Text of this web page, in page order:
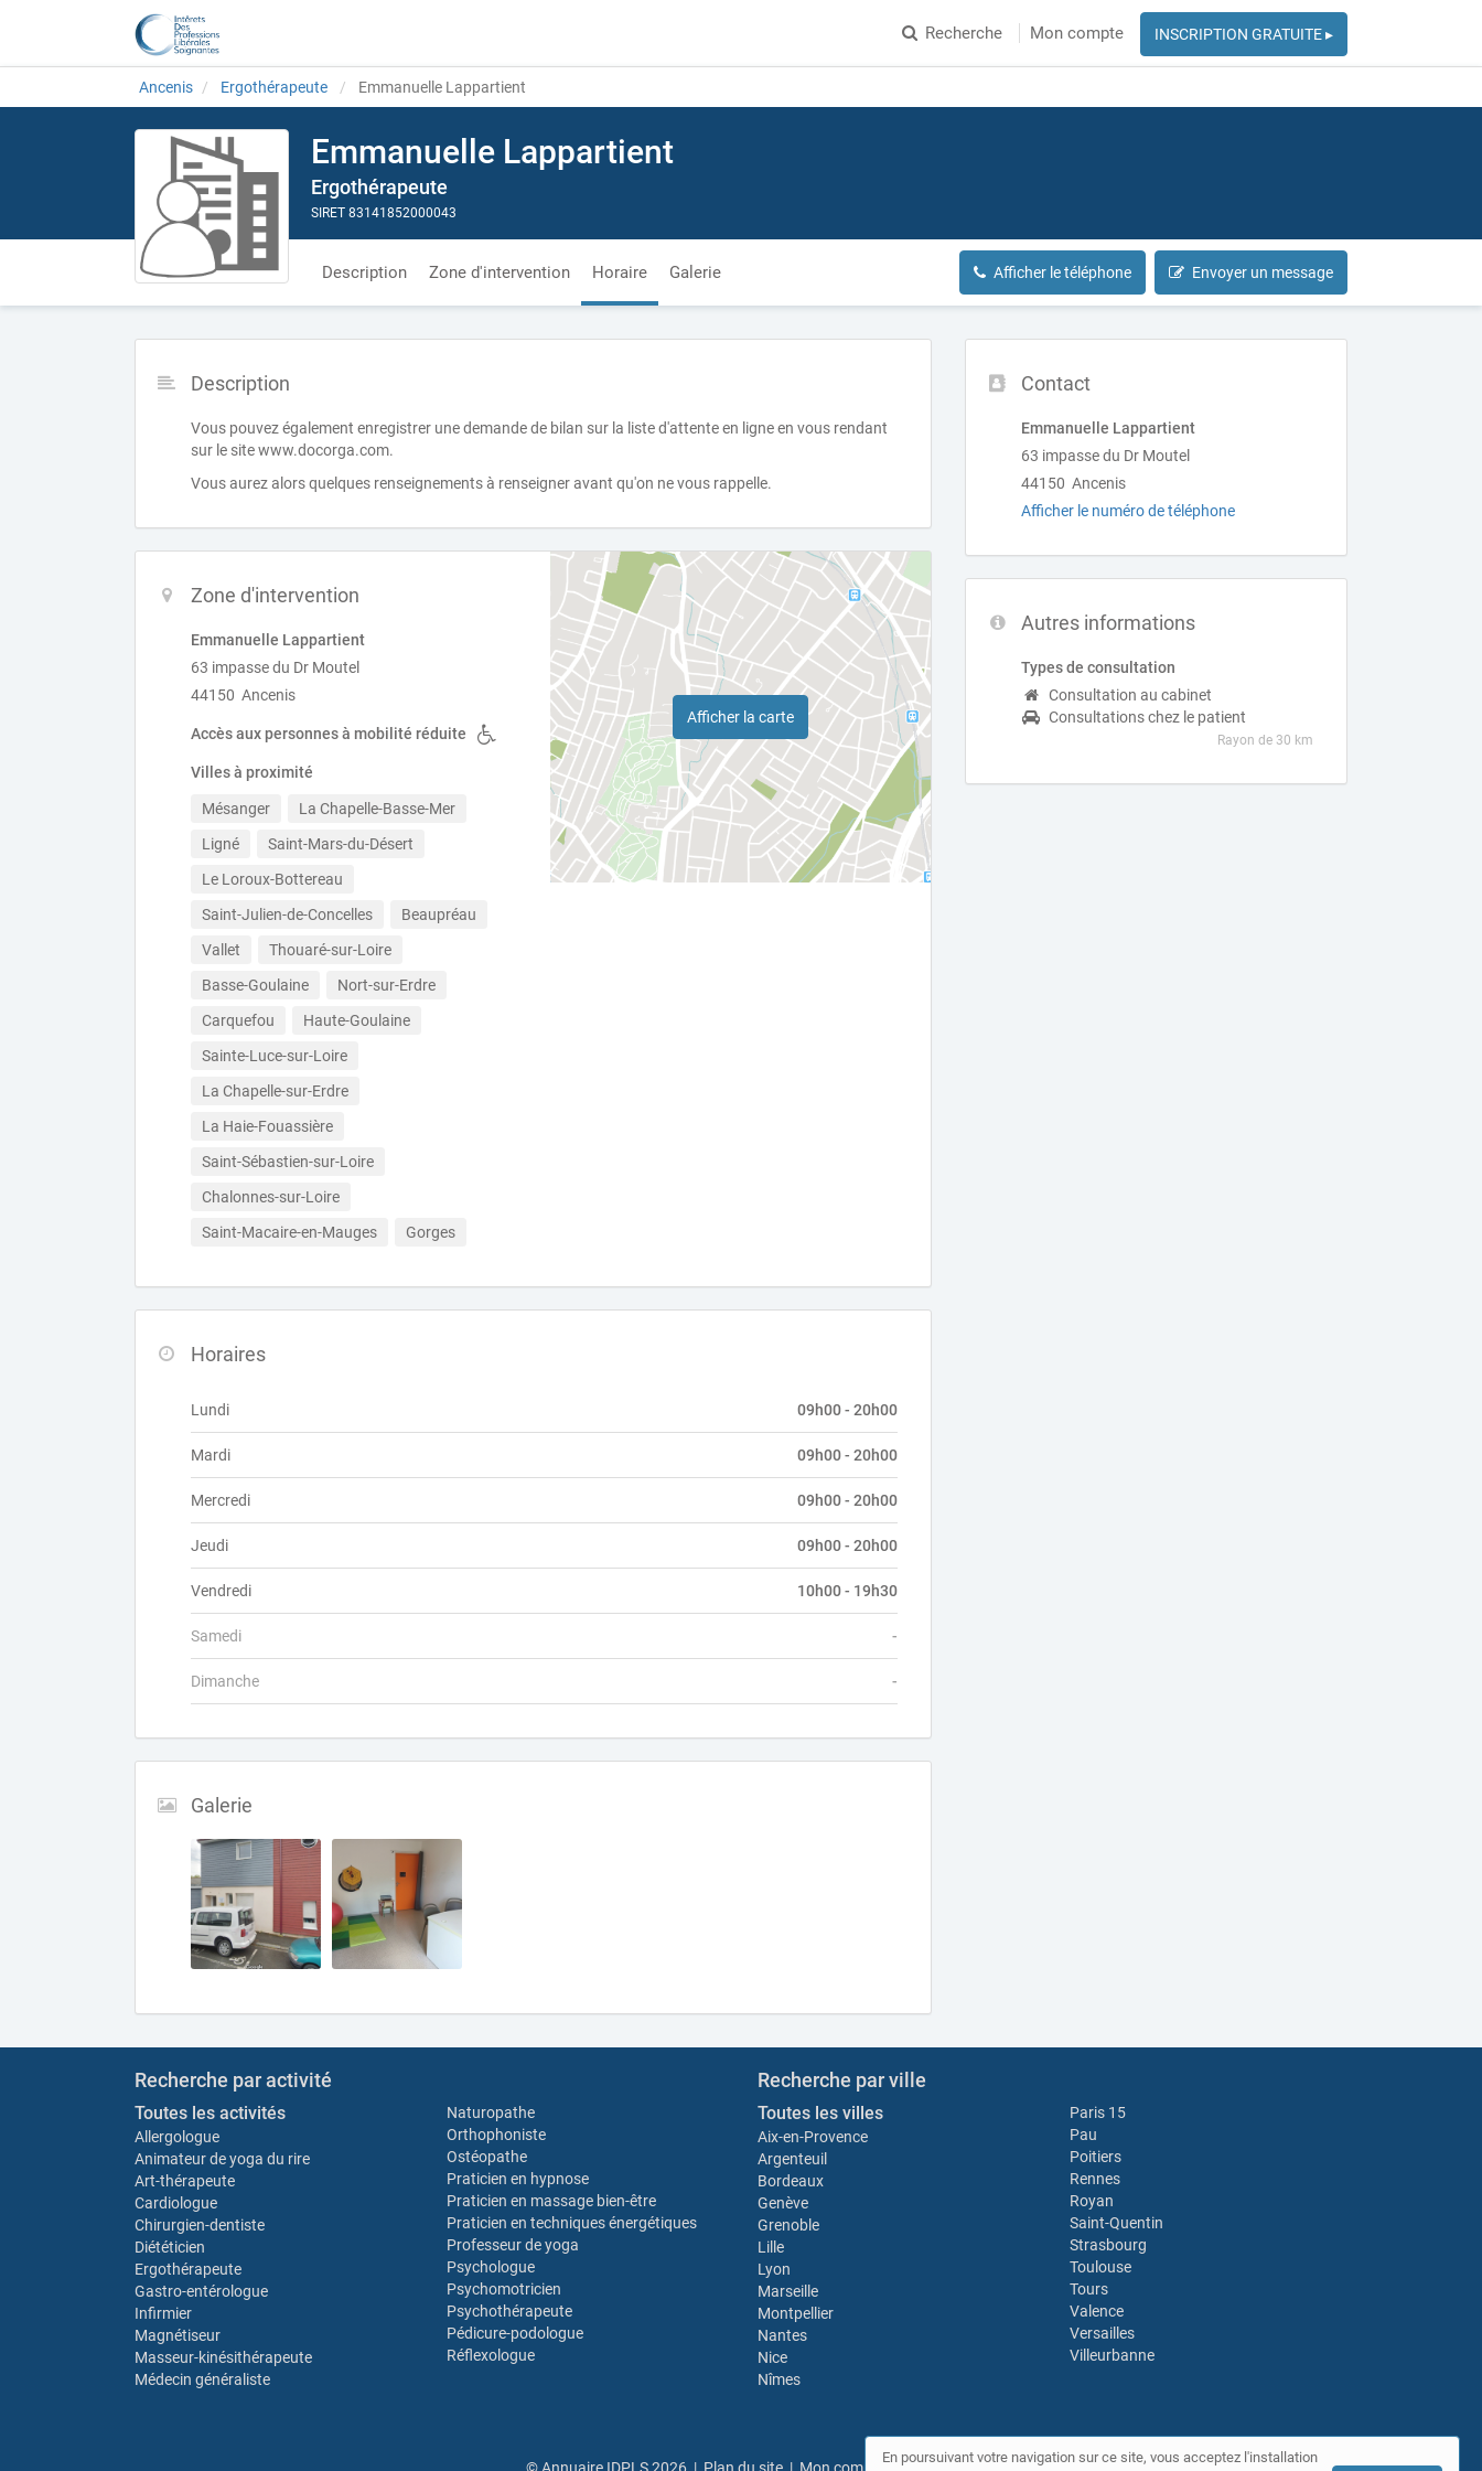
Recherche Mon compte INSCRIPTION GRATUITE ▸
Ancenis Ergothérapeute Emmanuelle Lappartient
Emmanuelle Lappartient
Ergothérapeute
SIRET 83141852000043
Description Zone d'intervention Horaire Galerie Afficher le téléphone Envoyer un message
Contact
Emmanuelle Lappartient
63 impasse du Dr Moutel
44150 Ancenis
Afficher le numéro de téléphone
Autres informations
Types de consultation
Consultation au cabinet
Consultations chez le patient
Rayon de 30 km
Description
Vous pouvez également enregistrer une demande de bilan sur la liste d'attente en ligne en vous rendant
sur le site www.docorga.com.
Vous aurez alors quelques renseignements à renseigner avant qu'on ne vous rappelle.
Zone d'intervention
Emmanuelle Lappartient
63 impasse du Dr Moutel
44150 Ancenis
Accès aux personnes à mobilité réduite
Villes à proximité
Mésanger
La Chapelle-Basse-Mer
Ligné
Saint-Mars-du-Désert
Le Loroux-Bottereau
Saint-Julien-de-Concelles
Beaupréau
Vallet
Thouaré-sur-Loire
Basse-Goulaine
Nort-sur-Erdre
Carquefou
Haute-Goulaine
Sainte-Luce-sur-Loire
La Chapelle-sur-Erdre
La Haie-Fouassière
Saint-Sébastien-sur-Loire
Chalonnes-sur-Loire
Saint-Macaire-en-Mauges
Gorges
Afficher la carte
Horaires
Lundi 09h00 - 20h00
Mardi 09h00 - 20h00
Mercredi 09h00 - 20h00
Jeudi 09h00 - 20h00
Vendredi 10h00 - 19h30
Samedi -
Dimanche -
Galerie
Recherche par activité
Toutes les activités
Allergologue
Animateur de yoga du rire
Art-thérapeute
Cardiologue
Chirurgien-dentiste
Diététicien
Ergothérapeute
Gastro-entérologue
Infirmier
Magnétiseur
Masseur-kinésithérapeute
Médecin généraliste
Naturopathe
Orthophoniste
Ostéopathe
Praticien en hypnose
Praticien en massage bien-être
Praticien en techniques énergétiques
Professeur de yoga
Psychologue
Psychomotricien
Psychothérapeute
Pédicure-podologue
Réflexologue
Recherche par ville
Toutes les villes
Aix-en-Provence
Argenteuil
Bordeaux
Genève
Grenoble
Lille
Lyon
Marseille
Montpellier
Nantes
Nice
Nîmes
Paris 15
Pau
Poitiers
Rennes
Royan
Saint-Quentin
Strasbourg
Toulouse
Tours
Valence
Versailles
Villeurbanne
En poursuivant votre navigation sur ce site, vous acceptez l'installation